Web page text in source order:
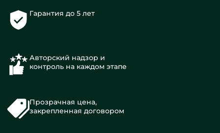
Гарантия до 5 лет
Авторский надзор и
контроль на каждом этапе
Прозрачная цена,
закрепленная договором